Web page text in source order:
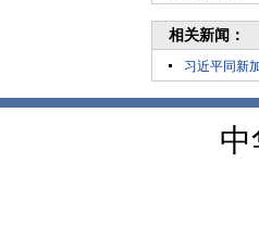
相关新闻：
习近平同新